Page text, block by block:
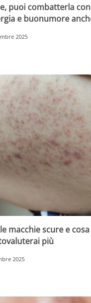
puoi combatterla
e buonumore
2025
macchie scure e
più
2025